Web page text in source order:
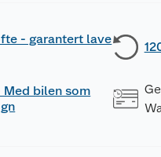
- garantert lave
Med bilen som